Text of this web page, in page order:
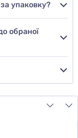
упаковку?
обраної